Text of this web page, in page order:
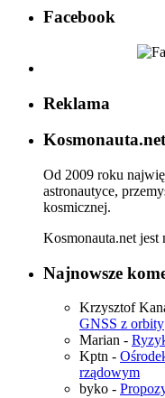
Facebook
Reklama
Kosmonauta.net
Od 2009 roku
astronautyce,
kosmicznej.
Kosmonauta.net jest
Najnowsze
Krzysztof
GNSS z orbity
Marian -
Kptn -
rządowym
byko -